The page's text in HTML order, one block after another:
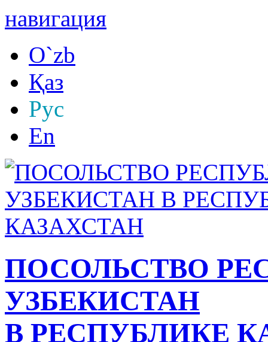
навигация
O`zb
Қаз
Рус
En
ПОСОЛЬСТВО
УЗБЕКИСТАН
В РЕСПУБЛИКЕ